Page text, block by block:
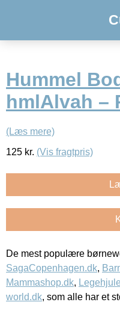
Hummel
hmlAlvah –
(Læs mere)
125 kr. (Vis fragtpris)
De mest populære
SagaCopenhagen.dk,
Mammashop.dk,
world.dk, som alle har et